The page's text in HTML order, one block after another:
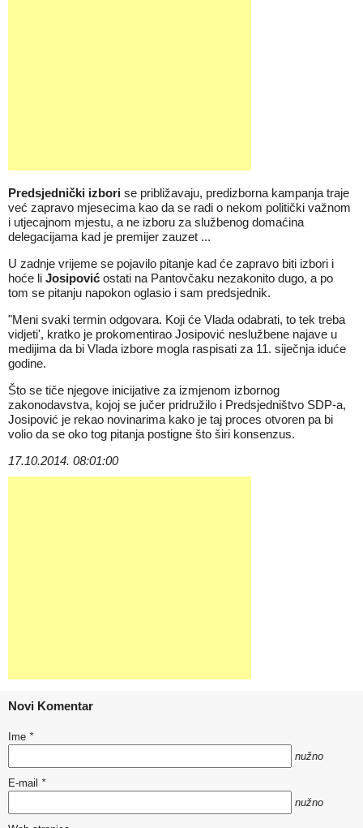
Predsjednički izbori se približavaju, predizborna kampanja traje
već zapravo mjesecima kao da se radi o nekom politički važnom
i utjecajnom mjestu, a ne izboru za službenog domaćina
delegacijama kad je premijer zauzet ...
U zadnje vrijeme se pojavilo pitanje kad će zapravo biti izbori i
hoće li Josipović ostati na Pantovčaku nezakonito dugo, a po
tom se pitanju napokon oglasio i sam predsjednik.
"Meni svaki termin odgovara. Koji će Vlada odabrati, to tek treba
vidjeti', kratko je prokomentirao Josipović neslužbene najave u
medijima da bi Vlada izbore mogla raspisati za 11. siječnja iduće
godine.
Što se tiče njegove inicijative za izmjenom izbornog
zakonodavstva, kojoj se jučer pridružilo i Predsjedništvo SDP-a,
Josipović je rekao novinarima kako je taj proces otvoren pa bi
volio da se oko tog pitanja postigne što širi konsenzus.
17.10.2014. 08:01:00
Novi Komentar
Ime *
nužno
E-mail *
nužno